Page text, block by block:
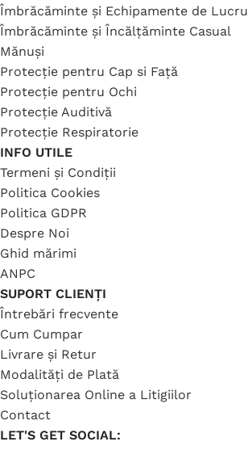
Îmbrăcăminte și Echipamente de Lucru
Îmbrăcăminte și Încălțăminte Casual
Mănuși
Protecție pentru Cap si Față
Protecție pentru Ochi
Protecție Auditivă
Protecție Respiratorie
INFO UTILE
Termeni și Condiții
Politica Cookies
Politica GDPR
Despre Noi
Ghid mărimi
ANPC
SUPORT CLIENȚI
Întrebări frecvente
Cum Cumpar
Livrare și Retur
Modalități de Plată
Soluționarea Online a Litigiilor
Contact
LET'S GET SOCIAL: